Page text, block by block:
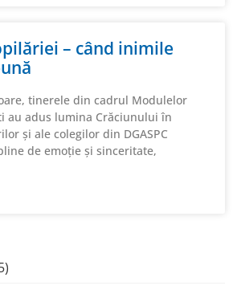
– când inimile
tinerele din cadrul Modulelor
au adus lumina Crăciunului în
și ale colegilor din DGASPC
de emoție și sinceritate,